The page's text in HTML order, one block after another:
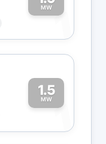
MW1
1.5
MW1